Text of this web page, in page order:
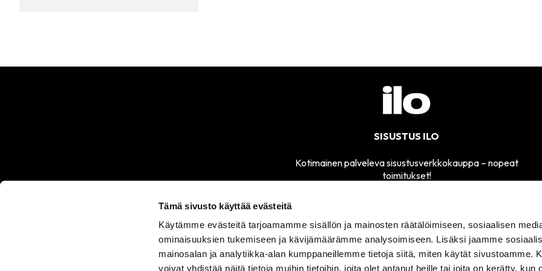
Tämä sivusto käyttää evästeitä
Käytämme evästeitä tarjoamamme sisällön ja mainosten räätälöimiseen, sosiaalisen
ominaisuuksien tukemiseen ja kävijämäärämme analysoimiseen. Lisäksi jaamme
mainosalan ja analytiikka-alan kumppaneillemme tietoja siitä, miten käytät sivustoamme.
voivat yhdistää näitä tietoja muihin tietoihin, joita olet antanut heille tai joita on kerätty, kun
SISUSTUS ILO
Kotimainen palveleva sisustusverkkokauppa – nopeat
toimitukset!
ASIAKASPALVELU
0330
MYYMÄLÄMME
TI-PE 11-17
SÄHKÖPOSTI
sisustusilo@sisustusilo.fi